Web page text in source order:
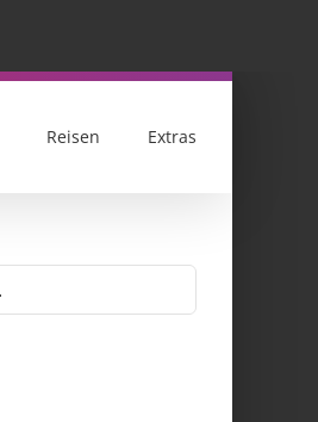
Reisen Extras